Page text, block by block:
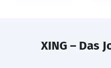
XING – Das